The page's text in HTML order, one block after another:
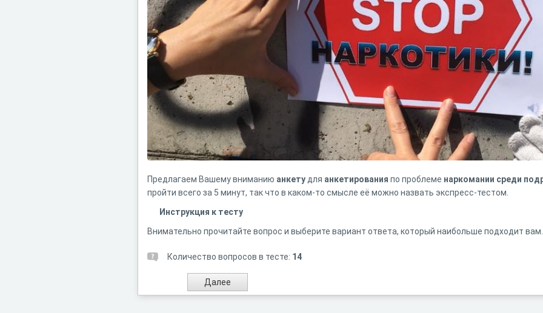
Предлагаем Вашему вниманию анкету для анкетирования по проблеме наркомании среди
пройти всего за 5 минут, так что в каком-то смысле её можно назвать экспресс-тестом.
Инструкция к тесту
Внимательно прочитайте вопрос и выберите вариант ответа, который наибольше подходит
Количество вопросов в тесте: 14